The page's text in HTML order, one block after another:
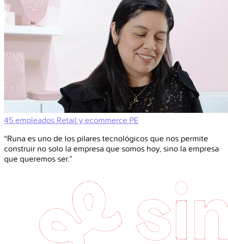
45 empleados Retail y ecommerce PE
“Runa es uno de los pilares tecnológicos que nos permite
construir no solo la empresa que somos hoy, sino la empresa
que queremos ser.”